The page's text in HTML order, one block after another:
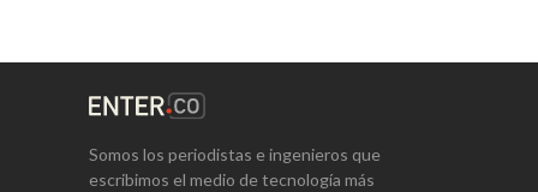
Somos los periodistas e ingenieros que
escribimos el medio de tecnología más